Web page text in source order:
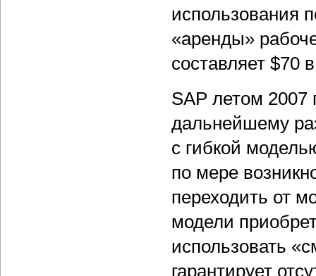
использования
«аренды»
составляет $70
SAP летом 2007
дальнейшему
с гибкой
по мере
переходить от
модели
использовать
гарантирует